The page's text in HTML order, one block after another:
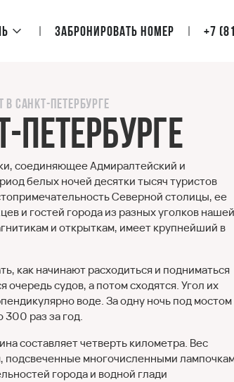
Забронировать номер +7
Санкт-Петербурге
Петербурге
соединяющее Адмиралтейский и
белых ночей десятки тысяч туристов
Северной столицы, ее
и гостей города из разных уголков нашей
и открыткам, имеет крупнейший в
как начинают расходиться и подниматься
судов, а потом сходятся. Угол их
воде. За одну ночь под мостом
300 раз за год.
составляет четверть километра. Вес
подсвеченные многочисленными
города и водной глади